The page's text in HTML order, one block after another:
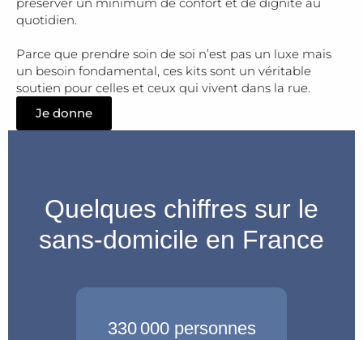
préserver un minimum de confort et de dignité au
quotidien.
Parce que prendre soin de soi n’est pas un luxe mais
un besoin fondamental, ces kits sont un véritable
soutien pour celles et ceux qui vivent dans la rue.
Je donne
Quelques chiffres sur le
sans-domicile en France
330 000 personnes